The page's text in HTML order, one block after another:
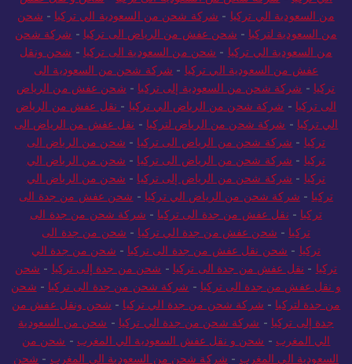
الي تركيا-شركة شحن من السعودية الى تركيا-شحن و نقل عفش
من السعودية الي تركيا-شركة شحن من السعودية الي تركيا- شحن
من السعودية لتركيا-شحن عفش من الرياض الى تركيا - شركة شحن
من السعودية الي تركيا -شحن من السعودية الى تركيا-شحن ونقل
عفش من السعودية الي تركيا-شركة شحن من السعودية الى
تركيا-شركة شحن من السعودية إلى تركيا- شحن عفش من الرياض
الى تركيا -شركة شحن من الرياض الي تركيا-
نقل عفش من الرياض
الي تركيا-شركة شحن من الرياض لتركيا- نقل عفش من الرياض الى
تركيا - شركة شحن من الرياض الى تركيا - شحن من الرياض الى
تركيا - شركة شحن من الرياض الى تركيا - شحن من الرياض الي
تركيا -شركة شحن من الرياض إلى تركيا -شحن من الرياض الي
تركيا- شركة شحن من الرياض الي تركيا- شحن عفش من جدة الى
تركيا- نقل عفش من جدة الى تركيا-شركة شحن من جدة الى
تركيا -شحن عفش من جدة الي تركيا- شحن من جدة الى
تركيا- شحن نقل عفش من جدة الى تركيا - شحن من جدة الي
تركيا
-نقل عفش من جدة الى تركيا- شحن من جدة إلى تركيا- شحن
و نقل عفش من جدة الى تركيا- شركة شحن من جدة الى تركيا-شحن
من جدة لتركيا- شركة شحن من جدة الي تركيا- شحن ونقل عفش من
جدة إلى تركيا-شركة شحن من جدة الي تركيا -شحن من السعودية
الي المغرب
-شحن و نقل عفش السعودية الي المغرب-شحن من